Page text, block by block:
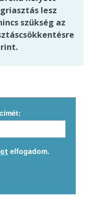
lesz
szükség az
elfogadom.